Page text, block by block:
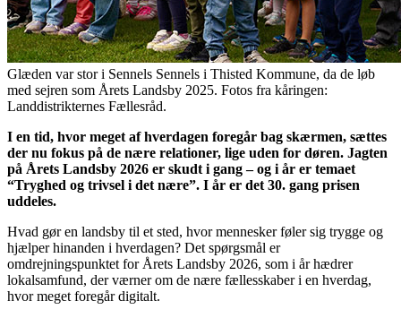
Glæden var stor i Sennels Sennels i Thisted Kommune, da de løb
med sejren som Årets Landsby 2025. Fotos fra kåringen:
Landdistrikternes Fællesråd.
I en tid, hvor meget af hverdagen foregår bag skærmen, sættes
der nu fokus på de nære relationer, lige uden for døren. Jagten
på Årets Landsby 2026 er skudt i gang – og i år er temaet
“Tryghed og trivsel i det nære”. I år er det 30. gang prisen
uddeles.
Hvad gør en landsby til et sted, hvor mennesker føler sig trygge og
hjælper hinanden i hverdagen? Det spørgsmål er
omdrejningspunktet for Årets Landsby 2026, som i år hædrer
lokalsamfund, der værner om de nære fællesskaber i en hverdag,
hvor meget foregår digitalt.